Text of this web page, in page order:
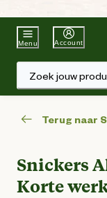
Menu Account
Zoek jouw
Terug naar
Snickers
Korte